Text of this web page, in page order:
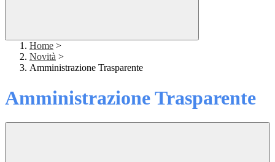
Home >
Novità >
Amministrazione Trasparente
Amministrazione Trasparente